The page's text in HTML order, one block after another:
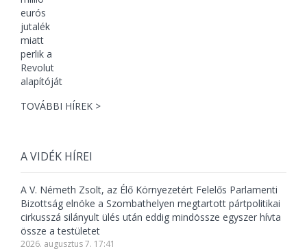
TOVÁBBI HÍREK >
A VIDÉK HÍREI
A V. Németh Zsolt, az Élő Környezetért Felelős Parlamenti
Bizottság elnöke a Szombathelyen megtartott pártpolitikai
cirkusszá silányult ülés után eddig mindössze egyszer hívta
össze a testületet
2026. augusztus 7. 17:41